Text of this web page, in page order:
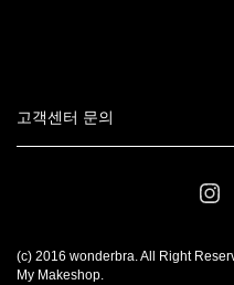
고객센터 문의
(c) 2016 wonderbra. All Right
My Makeshop.